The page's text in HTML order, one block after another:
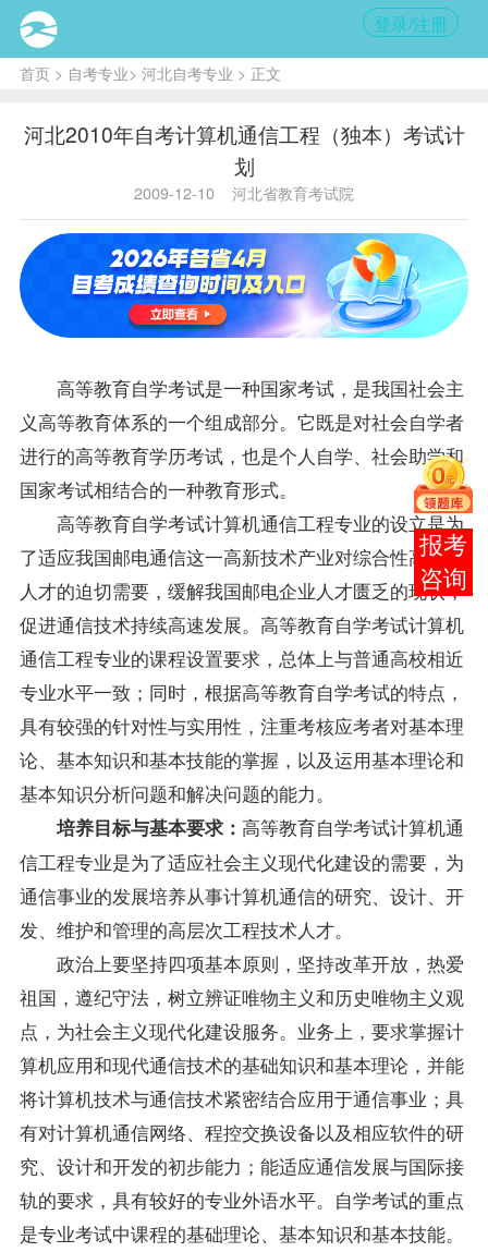
登录/注册
首页> 自考专业> 河北自考专业 > 正文
河北2010年自考计算机通信工程（独本）考试计
划
2009-12-10 河北省教育考试院
高等教育自学考试是一种国家考试，是我国社会主
义高等教育体系的一个组成部分。它既是对社会自学者
进行的高等教育学历考试，也是个人自学、社会助学和
国家考试相结合的一种教育形式。
高等教育自学考试计算机通信工程专业的设立是为
了适应我国邮电通信这一高新技术产业对综合性高技术
人才的迫切需要，缓解我国邮电企业人才匮乏的现状，
促进通信技术持续高速发展。高等教育自学考试计算机
通信工程专业的课程设置要求，总体上与普通高校相近
专业水平一致；同时，根据高等教育自学考试的特点，
具有较强的针对性与实用性，注重考核应考者对基本理
论、基本知识和基本技能的掌握，以及运用基本理论和
基本知识分析问题和解决问题的能力。
培养目标与基本要求： 高等教育自学考试计算机通
信工程专业是为了适应社会主义现代化建设的需要，为
通信事业的发展培养从事计算机通信的研究、设计、开
发、维护和管理的高层次工程技术人才。
政治上要坚持四项基本原则，坚持改革开放，热爱
祖国，遵纪守法，树立辨证唯物主义和历史唯物主义观
点，为社会主义现代化建设服务。业务上，要求掌握计
算机应用和现代通信技术的基础知识和基本理论，并能
将计算机技术与通信技术紧密结合应用于通信事业；具
有对计算机通信网络、程控交换设备以及相应软件的研
究、设计和开发的初步能力；能适应通信发展与国际接
轨的要求，具有较好的专业外语水平。自学考试的重点
是专业考试中课程的基础理论、基本知识和基本技能。
在线
客服